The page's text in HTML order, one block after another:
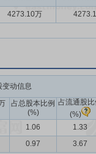
4273.10万
变动信息
占总股本比例
(%)
占流通股
(%)
1.06
1.33
0.97 3.67